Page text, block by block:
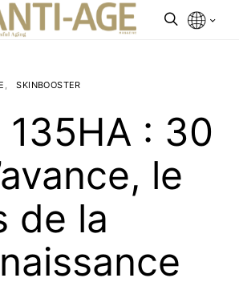
SKINBOOSTER
135HA : 30
le
de la